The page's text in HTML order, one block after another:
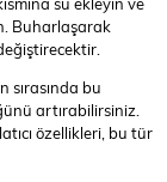
Buharlaşarak
sırasında bu
artırabilirsiniz.
özellikleri, bu tür